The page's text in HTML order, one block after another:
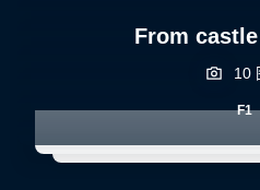
From
10
F1